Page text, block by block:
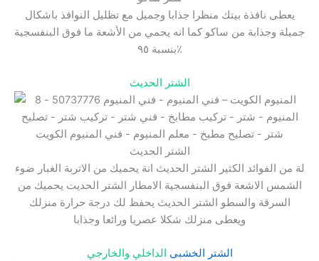
يعطى نافذة بيتك منظرا جذابا وجميل مع تظليل النوافذ باشكال
جميلة وجذابة من ساكو كما انه يحمي من الأشعة ما فوق البنفسجية
بنسبة ٩٥٪
الشتر الحديث
الشتر الحديث
لة من الفوائد الكثير الشتر الحديث انة يحميك من الاتربة الغبار ضوء
الشمس الاشعة فوق البنفسجية الامطار الشتر الحديت يحميك من
السرقة والسطو الشتر الحديث يحفظ لك درجة حرارة منزلك
ويعطى منزلك شكلا عصريا ورائعا وجذابا
الشتر الخشبى الداخلي والخارجي